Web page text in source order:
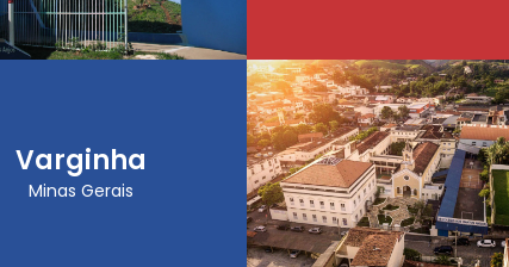
Varginha
Minas Gerais